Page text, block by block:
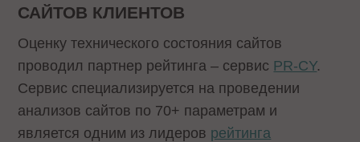
САЙТОВ КЛИЕНТОВ
Оценку технического состояния сайтов
проводил партнер рейтинга – сервис PR-CY.
Сервис специализируется на проведении
анализов сайтов по 70+ параметрам и
является одним из лидеров рейтинга